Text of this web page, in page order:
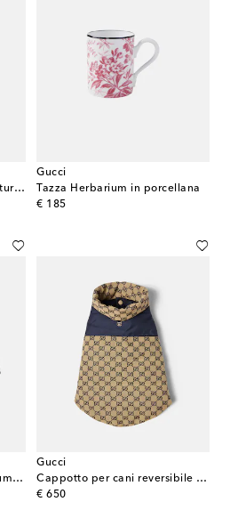
Guinzaglio per cani con finiture in pelle GG
Gucci
Tazza Herbarium in porcellana
€ 185
original price
Vassoio decorativo Herbarium grande in porcellana
Gucci
Cappotto per cani reversibile GG Supreme
€ 650
original price